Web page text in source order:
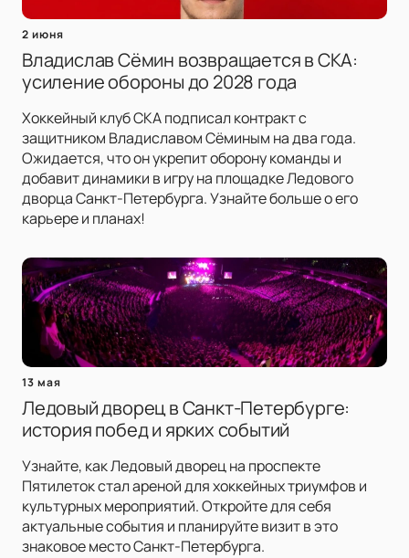
2 июня
Владислав Сёмин возвращается в СКА:
усиление обороны до 2028 года
Хоккейный клуб СКА подписал контракт с
защитником Владиславом Сёминым на два года.
Ожидается, что он укрепит оборону команды и
добавит динамики в игру на площадке Ледового
дворца Санкт-Петербурга. Узнайте больше о его
карьере и планах!
13 мая
Ледовый дворец в Санкт-Петербурге:
история побед и ярких событий
Узнайте, как Ледовый дворец на проспекте
Пятилеток стал ареной для хоккейных триумфов и
культурных мероприятий. Откройте для себя
актуальные события и планируйте визит в это
знаковое место Санкт-Петербурга.